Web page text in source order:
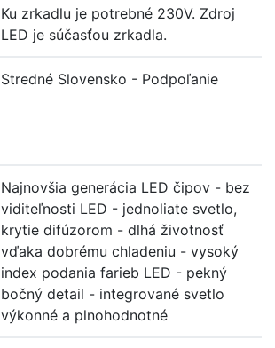
Ku zrkadlu je potrebné 230V. Zdroj
LED je súčasťou zrkadla.
Stredné Slovensko - Podpoľanie
Najnovšia generácia LED čipov - bez
viditeľnosti LED - jednoliate svetlo,
krytie difúzorom - dlhá životnosť
vďaka dobrému chladeniu - vysoký
index podania farieb LED - pekný
bočný detail - integrované svetlo
výkonné a plnohodnotné